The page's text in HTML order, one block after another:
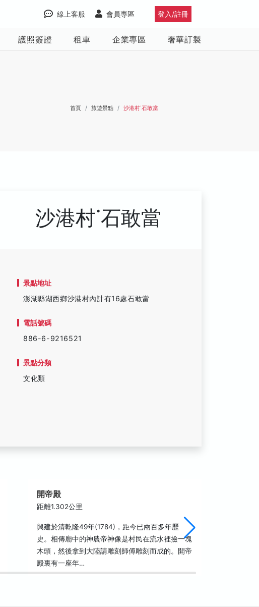
登入/註冊
會員專區
線上客服
護照簽證 租車 企業專區 奢華訂製
首頁 旅遊景點 沙港村˙石敢當
沙港村˙石敢當
景點地址
澎湖縣湖西鄉沙港村內計有16處石敢當
電話號碼
886-6-9216521
景點分類
文化類
開帝殿
距離1.302公里
興建於清乾隆49年(1784)，距今已兩百多年歷
史。相傳廟中的神農帝神像是村民在流水裡撿一塊
木頭，然後拿到大陸請雕刻師傅雕刻而成的。開帝
殿裏有一座年…